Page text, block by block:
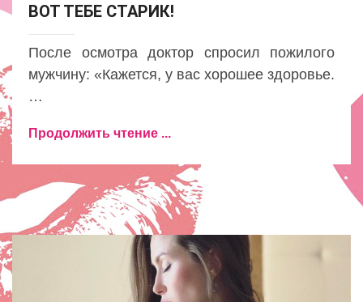
ВОТ ТЕБЕ СТАРИК!
После осмотра доктор спросил пожилого
мужчину: «Кажется, у вас хорошее здоровье.
…
Продолжить чтение ...